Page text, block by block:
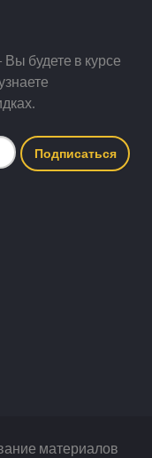
будете в курсе
материалов